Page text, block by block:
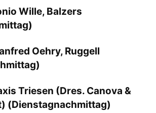
Wille, Balzers
Oehry, Ruggell
Triesen (Dres. Canova &
(Dienstagnachmittag)